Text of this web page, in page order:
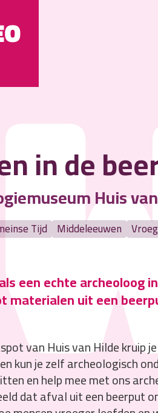
in de
Huis
Tijd Middeleeuwen
een echte archeoloog
materialen uit een
van Huis van Hilde kruip
kun je zelf archeologisch
en help mee met ons
dat afval uit een beerput